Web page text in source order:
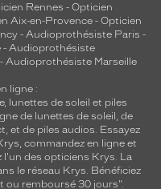
Rennes - Opticien
Aix-en-Provence - Opticien
- Audioprothésiste Paris -
- Audioprothésiste
- Audioprothésiste Marseille
ligne :
, lunettes de soleil et piles
de lunettes de soleil, de
, et de piles audios. Essayez
commandez en ligne et
des opticiens Krys. La
le réseau Krys. Bénéficiez
ou remboursé 30 jours".